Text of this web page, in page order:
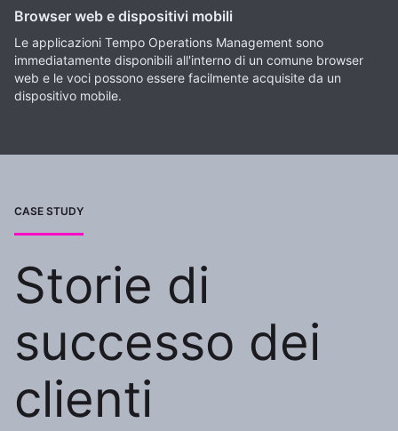
Browser web e dispositivi mobili
Le applicazioni Tempo Operations Management sono
immediatamente disponibili all'interno di un comune browser
web e le voci possono essere facilmente acquisite da un
dispositivo mobile.
CASE STUDY
Storie di
successo dei
clienti